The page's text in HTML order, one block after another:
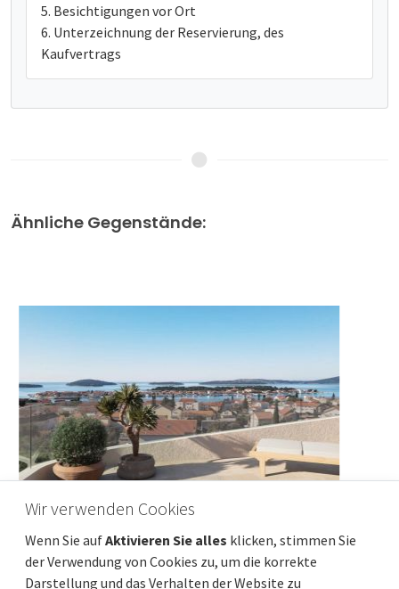
Besichtigungen vor Ort
Unterzeichnung der Reservierung, des
Kaufvertrags
Ähnliche Gegenstände:
Rijeka, Srdoči, Ferienwohnung, 73 m², Terrasse
mit Aussicht, Parkplatz
Wir verwenden Cookies
Wenn Sie aufAktivieren Sie alles klicken, stimmen Sie
der Verwendung von Cookies zu, um die korrekte
Darstellung und das Verhalten der Website zu